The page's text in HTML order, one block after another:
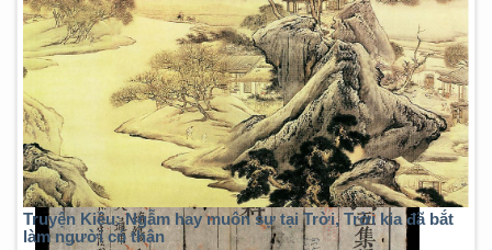
Truyện Kiều: Ngẫm hay muôn sự tại Trời, Trời kia đã bắt
làm người có thân